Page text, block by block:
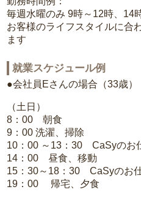
毎週水曜のみ 9時～12時、14
お客様のライフスタイルに合
ます
就業スケジュール例
●会社員Eさんの場合（33歳）
（土日）
8：00 朝食
9：00 洗濯、掃除
10：00 ～13：30 CaSyのお
14：00 昼食、移動
15：30～18：30 CaSyのお
19：00 帰宅、夕食